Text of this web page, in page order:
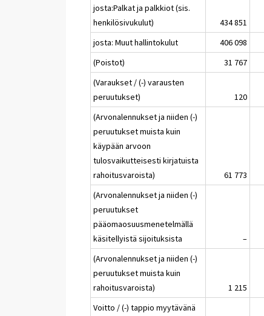
josta:Palkat ja palkkiot (sis.
henkilösivukulut)
434 851
josta: Muut hallintokulut
406 098
(Poistot)
31 767
(Varaukset / (-) varausten
peruutukset)
120
(Arvonalennukset ja niiden (-)
peruutukset muista kuin
käypään arvoon
tulosvaikutteisesti kirjatuista
rahoitusvaroista)
61 773
(Arvonalennukset ja niiden (-)
peruutukset
pääomaosuusmenetelmällä
käsitellyistä sijoituksista
–
(Arvonalennukset ja niiden (-)
peruutukset muista kuin
rahoitusvaroista)
1 215
Voitto / (-) tappio myytävänä